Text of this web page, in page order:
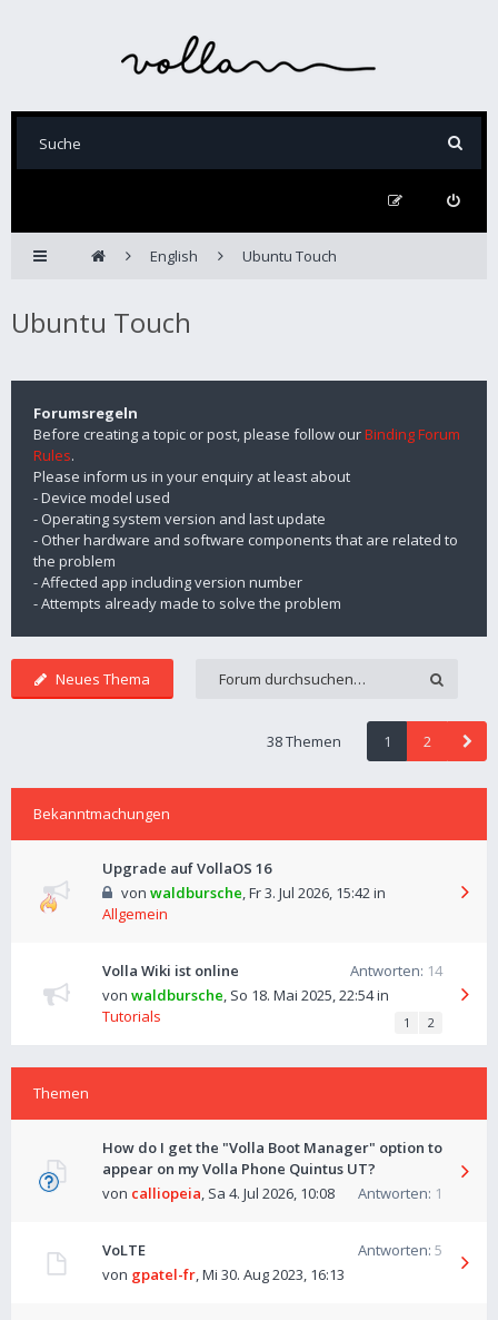
English Ubuntu Touch
Ubuntu Touch
Forumsregeln
Before creating a topic or post, please follow ourBinding Forum
Rules.
Please inform us in your enquiry at least about
- Device model used
- Operating system version and last update
- Other hardware and software components that are related to
the problem
- Affected app including version number
- Attempts already made to solve the problem
Neues Thema
38 Themen 1 2
Bekanntmachungen
Upgrade auf VollaOS 16
von waldbursche,Fr 3. Jul 2026, 15:42in
Allgemein
Volla Wiki ist online Antworten: 14
von waldbursche, So 18. Mai 2025, 22:54in
Tutorials
1 2
Themen
How do I get the "Volla Boot Manager" option to
appear on my Volla Phone Quintus UT?
Antworten: 1
von calliopeia, Sa 4. Jul 2026, 10:08
VoLTE Antworten: 5
von gpatel-fr,Mi 30. Aug 2023, 16:13